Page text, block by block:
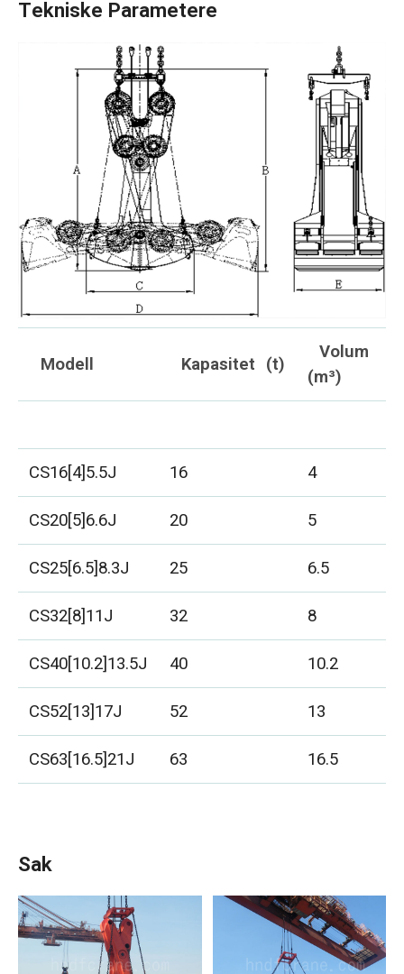
Tekniske Parametere
Modell Kapasitet (t)
Volum
(m³)
CS16[4]5.5J 16 4
CS20[5]6.6J
20 5
CS25[6.5]8.3J
25 6.5
CS32[8]11J
32 8
CS40[10.2]13.5J
40 10.2
CS52[13]17J
52 13
CS63[16.5]21J
63 16.5
Sak